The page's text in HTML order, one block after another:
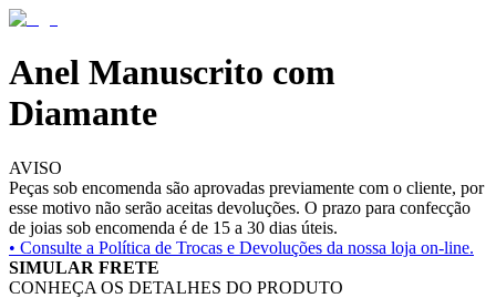
Anel Manuscrito com
Diamante
AVISO
Peças sob encomenda são aprovadas previamente com o cliente, por
esse motivo não serão aceitas devoluções. O prazo para confecção
de joias sob encomenda é de 15 a 30 dias úteis.
• Consulte a Política de Trocas e Devoluções da nossa loja on-line.
SIMULAR FRETE
CONHEÇA OS DETALHES DO PRODUTO